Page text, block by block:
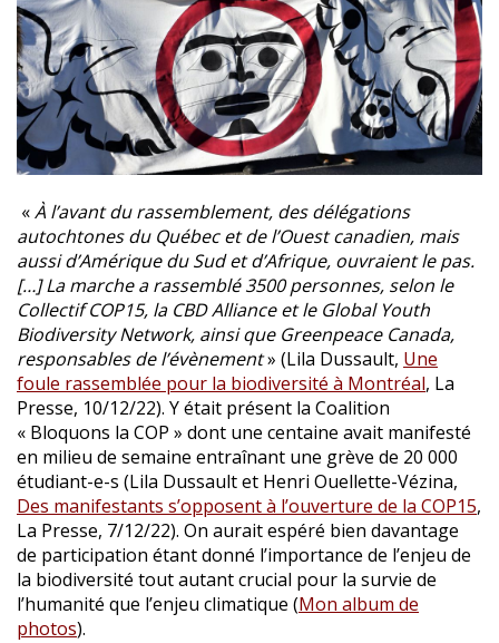
«À l’avant du rassemblement, des délégations
autochtones du Québec et de l’Ouest canadien, mais
aussi d’Amérique du Sud et d’Afrique, ouvraient le pas.
[…] La marche a rassemblé 3500 personnes, selon le
Collectif COP15, la CBD Alliance et le Global Youth
Biodiversity Network, ainsi que Greenpeace Canada,
responsables de l’évènement» (Lila Dussault, Une
foule rassemblée pour la biodiversité à Montréal, La
Presse, 10/12/22). Y était présent la Coalition
« Bloquons la COP » dont une centaine avait manifesté
en milieu de semaine entraînant une grève de 20 000
étudiant-e-s (Lila Dussault et Henri Ouellette-Vézina,
Des manifestants s’opposent à l’ouverture de la COP15,
La Presse, 7/12/22). On aurait espéré bien davantage
de participation étant donné l’importance de l’enjeu de
la biodiversité tout autant crucial pour la survie de
l’humanité que l’enjeu climatique (Mon album de
photos).